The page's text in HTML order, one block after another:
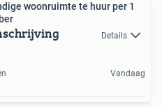
woonruimte te huur per 1
Details
Vandaag